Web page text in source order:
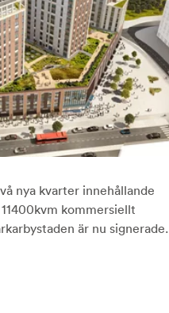
nya kvarter innehållande
kommersiellt
är nu signerade.